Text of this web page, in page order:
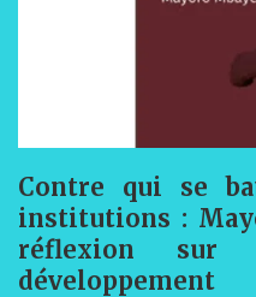
Contre qui se
institutions :
réflexion sur
développement